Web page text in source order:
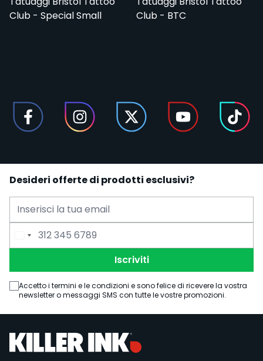
Club - Special Small
Club - BTC
Desideri offerte di prodotti esclusivi?
Indirizzo Email
Numero di Telefono
Iscriviti
Accetto i termini e le condizioni e sono felice di ricevere la vostra
newsletter o messaggi SMS con tutte le vostre promozioni.